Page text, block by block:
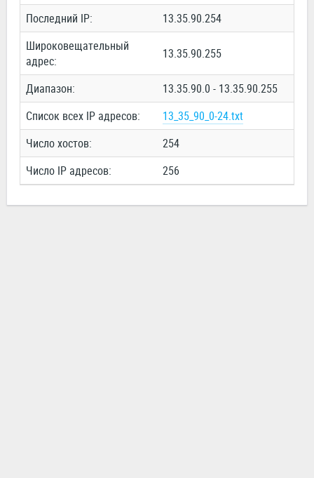
Последний IP:
13.35.90.254
Широковещательный
адрес:
13.35.90.255
Диапазон:
13.35.90.0 - 13.35.90.255
Список всех IP адресов:
13_35_90_0-24.txt
Число хостов:
254
Число IP адресов:
256